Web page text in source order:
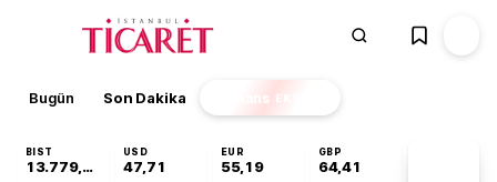
Bugün Son Dakika Finans EKSTRA
BIST
13.779,39
USD
47,71
EUR
55,19
GBP
64,41